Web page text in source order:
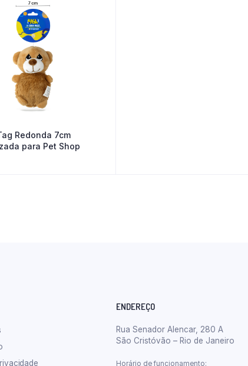
Redonda 7cm
para Pet Shop
ENDEREÇO
Rua Senador Alencar, 280 A
São Cristóvão – Rio de Janeiro
Horário de funcionamento: